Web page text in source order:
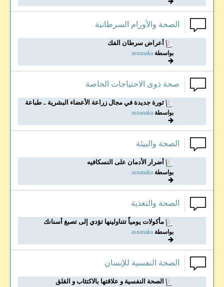
الصحة والأورام السرطانية
أعراض سرطان الفك
بواسطةasnanaka
صحة ذوى الاحتياجات الخاصة
ثورة جديدة في مجال زراعة الأعضاء البشرية .. طباعة...
بواسطةasnanaka
الصحة والبيئة
أضرار الأدمان على النسكافيه
بواسطةasnanaka
الصحة والتغذية
مأكولات يومياً تتناولينها تؤدي إلى تصبغ أسنانك
بواسطةasnanaka
الصحة النفسية للإنسان
الصحة النفسية و علاقتها بالاكتئاب و القلق